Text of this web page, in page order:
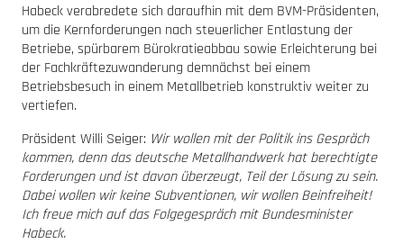
Habeck verabredete sich daraufhin mit dem BVM-Präsidenten,
um die Kernforderungen nach steuerlicher Entlastung der
Betriebe, spürbarem Bürokratieabbau sowie Erleichterung bei
der Fachkräftezuwanderung demnächst bei einem
Betriebsbesuch in einem Metallbetrieb konstruktiv weiter zu
vertiefen.
Präsident Willi Seiger: Wir wollen mit der Politik ins Gespräch
kommen, denn das deutsche Metallhandwerk hat berechtigte
Forderungen und ist davon überzeugt, Teil der Lösung zu sein.
Dabei wollen wir keine Subventionen, wir wollen Beinfreiheit!
Ich freue mich auf das Folgegespräch mit Bundesminister
Habeck.